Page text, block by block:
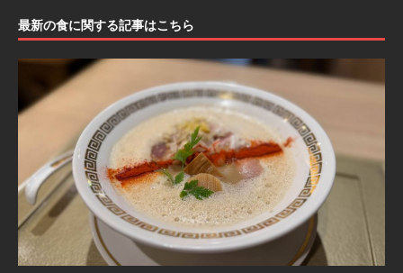
最新の食に関する記事はこちら